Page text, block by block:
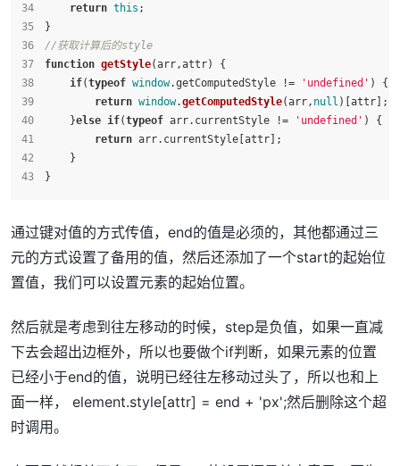
return this ;
}
//获取计算后的style
function getStyle(arr,attr) {
if(typeof window.getComputedStyle != 'undefined' ) {
return window.getComputedStyle(arr, null )[attr];
    }
else if(typeof arr. currentStyle != 'undefined' ) {
return arr. currentStyle [attr];
    }
}
通过键对值的方式传值，end的值是必须的，其他都通过三
元的方式设置了备用的值，然后还添加了一个start的起始位
置值，我们可以设置元素的起始位置。
然后就是考虑到往左移动的时候，step是负值，如果一直减
下去会超出边框外，所以也要做个if判断，如果元素的位置
已经小于end的值，说明已经往左移动过头了，所以也和上
面一样， element.style[attr] = end + 'px';然后删除这个超
时调用。